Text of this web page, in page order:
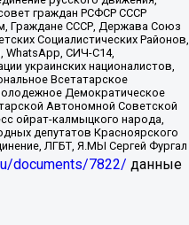
граждан РСФСР СССР
Граждане СССР, Держава Союз
Социалистических Районов,
WhatsApp, СИЧ-С14,
украинских националистов,
Всетатарское
Демократическое
Автономной Советской
ойрат-калмыцкого народа,
депутатов Красноярского
ЛГБТ, Я.МЫ Сергей Фургал
documents/7822/ данные